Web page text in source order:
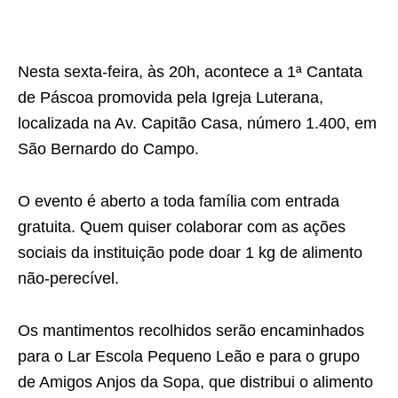
Nesta sexta-feira, às 20h, acontece a 1ª Cantata
de Páscoa promovida pela Igreja Luterana,
localizada na Av. Capitão Casa, número 1.400, em
São Bernardo do Campo.
O evento é aberto a toda família com entrada
gratuita. Quem quiser colaborar com as ações
sociais da instituição pode doar 1 kg de alimento
não-perecível.
Os mantimentos recolhidos serão encaminhados
para o Lar Escola Pequeno Leão e para o grupo
de Amigos Anjos da Sopa, que distribui o alimento